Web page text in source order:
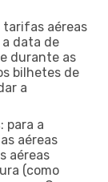
tarifas aéreas
data de
durante as
bilhetes de
a
: para a
aéreas
aéreas
(como